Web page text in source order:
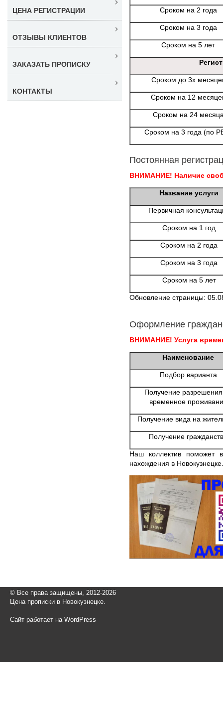
Сроком на 2 года
Сроком на 3 года
Сроком на 5 лет
Сроком до 3х
Сроком на 12
Сроком на 24
Сроком на 3 года (по
Постоянная
ВНИМАНИЕ! Наличие
Название услуги
Первичная
Сроком на 1 год
Сроком на 2 года
Сроком на 3 года
Сроком на 5 лет
Обновление страницы:
Оформление
ВНИМАНИЕ! Услуга
Наименование
Подбор варианта
Получение
временное
Получение вида на
Получение
Наш коллектив поможет
нахождения в Новокузнецке.
ЦЕНА РЕГИСТРАЦИИ
ОТЗЫВЫ КЛИЕНТОВ
ЗАКАЗАТЬ ПРОПИСКУ
КОНТАКТЫ
© Все права защищены, 2012-2026
Цена прописки в Новокузнецке.
Сайт работает на WordPress